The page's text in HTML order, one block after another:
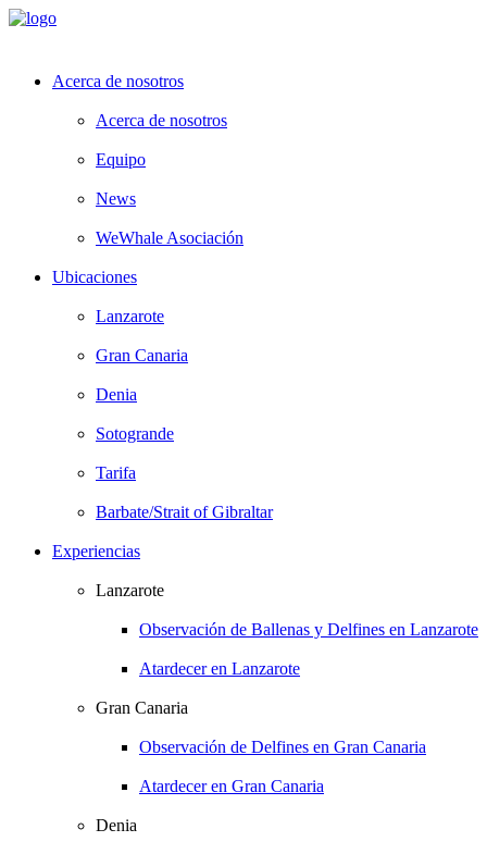
Acerca de nosotros
Acerca de nosotros
Equipo
News
WeWhale Asociación
Ubicaciones
Lanzarote
Gran Canaria
Denia
Sotogrande
Tarifa
Barbate/Strait of Gibraltar
Experiencias
Lanzarote
Observación de Ballenas y Delfines en Lanzarote
Atardecer en Lanzarote
Gran Canaria
Observación de Delfines en Gran Canaria
Atardecer en Gran Canaria
Denia